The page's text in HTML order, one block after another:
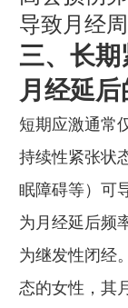
导致月经周
三、长期
月经延
短期应激通常
持续性紧张状
眠障碍等）可
为月经延后频
为继发性闭经
态的女性，其